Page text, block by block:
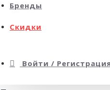
Бренды
Скидки
Войти /